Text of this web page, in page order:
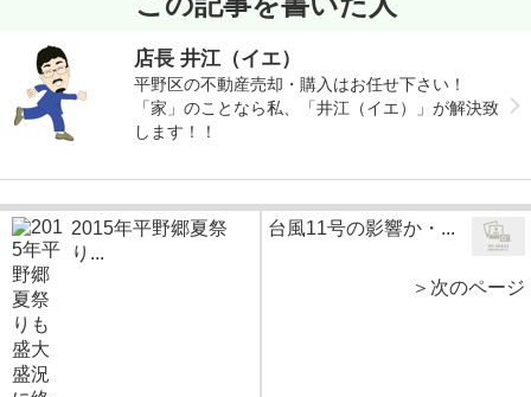
店長 井江（イエ）
平野区の不動産売却・購入はお任せ下さい！
「家」のことなら私、「井江（イエ）」が解決致
します！！
2015年平野郷夏祭
り...
台風11号の影響か・...
＞次のページ